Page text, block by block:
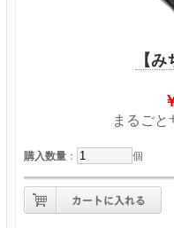
【
まるごと
購入数量 ： 個